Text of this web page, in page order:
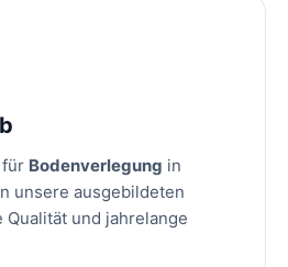
Bodenverlegung in
unsere ausgebildeten
Qualität und jahrelange